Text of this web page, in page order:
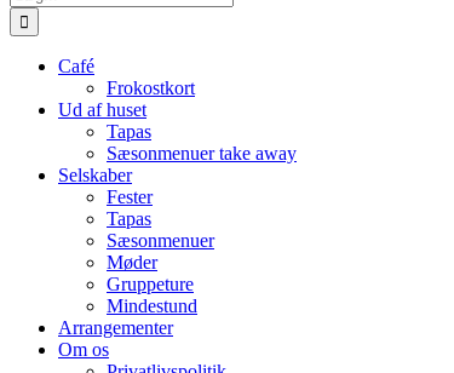
efter:
Café
Frokostkort
Ud af huset
Tapas
Sæsonmenuer take away
Selskaber
Fester
Tapas
Sæsonmenuer
Møder
Gruppeture
Mindestund
Arrangementer
Om os